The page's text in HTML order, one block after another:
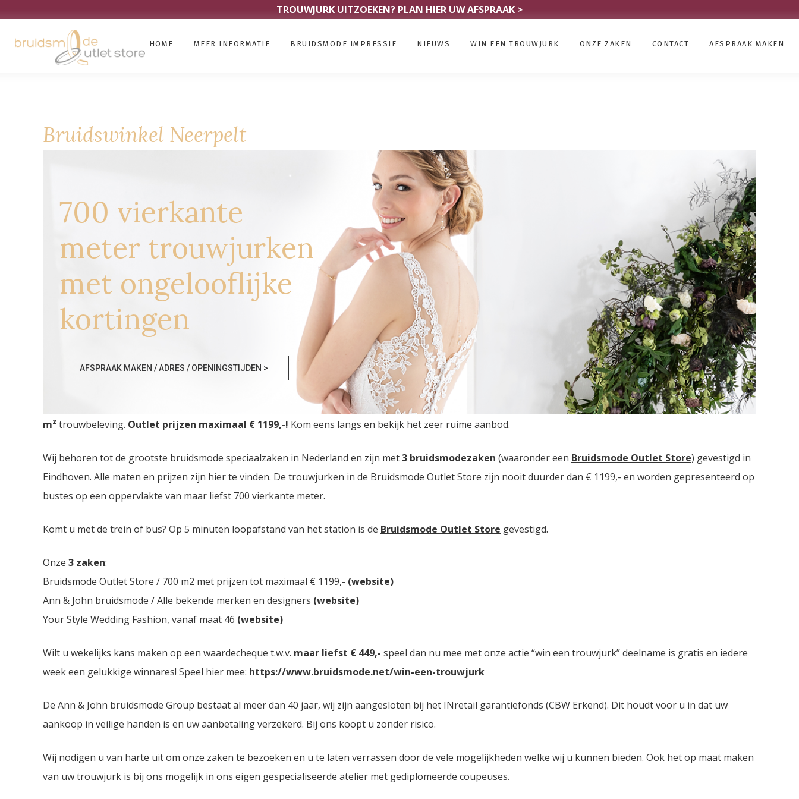
TROUWJURK UITZOEKEN? PLAN HIER UW AFSPRAAK >
HOME MEER INFORMATIE BRUIDSMODE IMPRESSIE NIEUWS WIN EEN TROUWJURK ONZE ZAKEN CONTACT AFSPRAAK MAKEN
Bruidswinkel Neerpelt
700 vierkante
meter trouwjurken
met ongelooflijke
kortingen
AFSPRAAK MAKEN / ADRES / OPENINGSTIJDEN >
Bruidswinkel Neerpelt
grootste Trouwjurken Outlet Storevan Nederland vindt u in Eindhoven. Drie bruidsmodezaken met in totaal meer dan2000
m²trouwbeleving. Outlet prijzen maximaal € 1199,-! Kom eens langs en bekijk het zeer ruime aanbod.
Wij behoren tot de grootste bruidsmode speciaalzaken in Nederland en zijn met3 bruidsmodezaken (waaronder een Bruidsmode Outlet Store) gevestigd in
Eindhoven. Alle maten en prijzen zijn hier te vinden. De trouwjurken in de Bruidsmode Outlet Store zijn nooit duurder dan € 1199,- en worden gepresenteerd op
bustes op een oppervlakte van maar liefst 700 vierkante meter.
Komt u met de trein of bus? Op 5 minuten loopafstand van het station is de Bruidsmode Outlet Store gevestigd.
Onze 3 zaken:
Bruidsmode Outlet Store / 700 m2 met prijzen tot maximaal € 1199,- (website)
Ann & John bruidsmode / Alle bekende merken en designers (website)
Your Style Wedding Fashion, vanaf maat 46 (website)
Wilt u wekelijks kans maken op een waardecheque t.w.v. maar liefst € 449,- speel dan nu mee met onze actie “win een trouwjurk” deelname is gratis en iedere
week een gelukkige winnares! Speel hier mee: https://www.bruidsmode.net/win-een-trouwjurk
De Ann & John bruidsmode Group bestaat al meer dan 40 jaar, wij zijn aangesloten bij het INretail garantiefonds (CBW Erkend). Dit houdt voor u in dat uw
aankoop in veilige handen is en uw aanbetaling verzekerd. Bij ons koopt u zonder risico.
Wij nodigen u van harte uit om onze zaken te bezoeken en u te laten verrassen door de vele mogelijkheden welke wij u kunnen bieden. Ook het op maat maken
van uw trouwjurk is bij ons mogelijk in ons eigen gespecialiseerde atelier met gediplomeerde coupeuses.